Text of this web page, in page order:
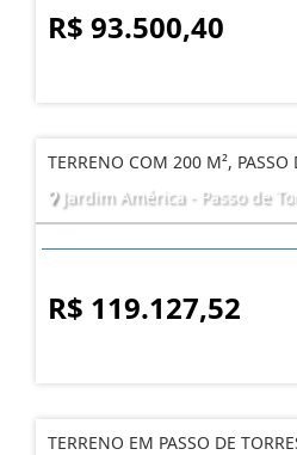
R$ 93.500,40
TERRENO COM 200 M², PASSO
Jardim América - Passo de
R$ 119.127,52
TERRENO EM PASSO DE